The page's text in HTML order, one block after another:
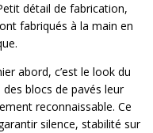
détail de fabrication,
fabriqués à la main en
abord, c’est le look du
blocs de pavés leur
reconnaissable. Ce
silence, stabilité sur